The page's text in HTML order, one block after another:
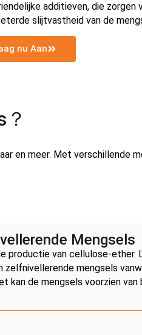
additieven, die
slijtvastheid van de
nu Aan
en meer. Met verschillende
Mengsels
productie van cellulose-ether.
mengsels
kan de mengsels voorzien